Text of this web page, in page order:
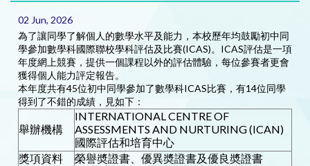
02 Jun, 2026
為了讓同學了解個人的數學水平及能力，本校歷年均鼓勵初中同
學參加數學科國際聯校學科評估及比賽(ICAS)。ICAS評估是一項
年度網上競賽，提供一個課程以外的評估體驗，每位參賽者更會
獲得個人能力評定報告。
本年度共有45位初中同學參加了數學科ICAS比賽，有14位同學
得到了不錯的成績，見如下：
舉辦機構
INTERNATIONAL CENTRE OF
ASSESSMENTS AND NURTURING (ICAN)
國際評估和培育中心
獎項資料
榮譽奬證書、優異奬證書及優良奬證書